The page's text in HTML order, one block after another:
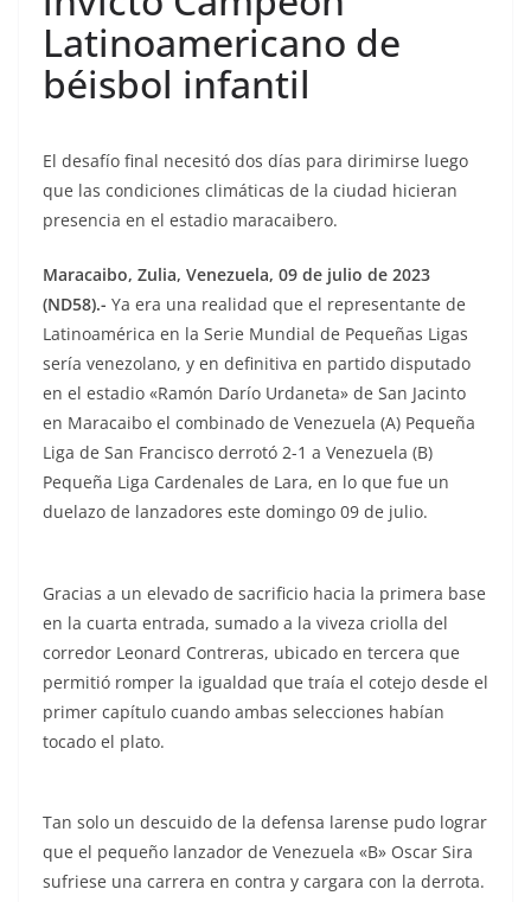
Latinoamericano de
béisbol infantil
El desafío final necesitó dos días para dirimirse luego
que las condiciones climáticas de la ciudad hicieran
presencia en el estadio maracaibero.
Maracaibo, Zulia, Venezuela, 09 de julio de 2023
(ND58).- Ya era una realidad que el representante de
Latinoamérica en la Serie Mundial de Pequeñas Ligas
sería venezolano, y en definitiva en partido disputado
en el estadio «Ramón Darío Urdaneta» de San Jacinto
en Maracaibo el combinado de Venezuela (A) Pequeña
Liga de San Francisco derrotó 2-1 a Venezuela (B)
Pequeña Liga Cardenales de Lara, en lo que fue un
duelazo de lanzadores este domingo 09 de julio.
Gracias a un elevado de sacrificio hacia la primera base
en la cuarta entrada, sumado a la viveza criolla del
corredor Leonard Contreras, ubicado en tercera que
permitió romper la igualdad que traía el cotejo desde el
primer capítulo cuando ambas selecciones habían
tocado el plato.
Tan solo un descuido de la defensa larense pudo lograr
que el pequeño lanzador de Venezuela «B» Oscar Sira
sufriese una carrera en contra y cargara con la derrota.